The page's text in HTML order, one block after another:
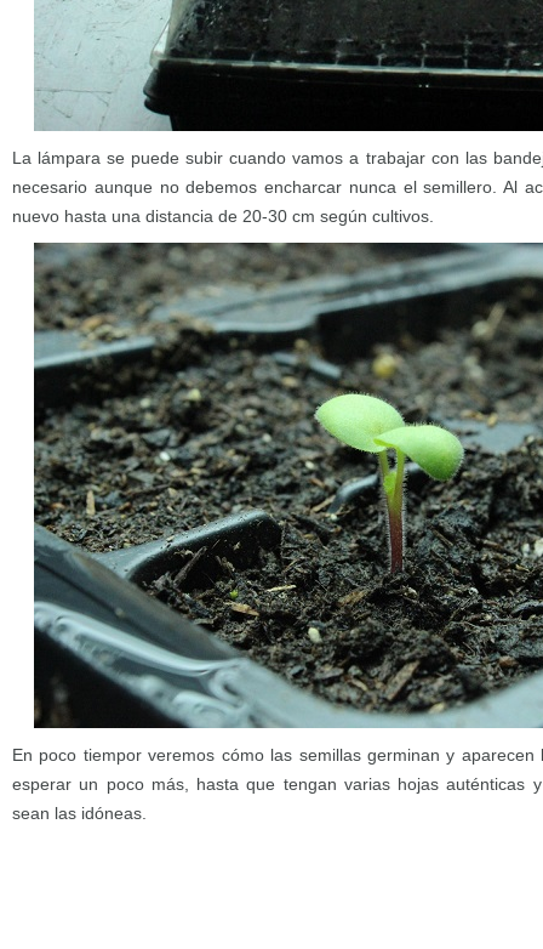
La lámpara se puede subir cuando vamos a trabajar con las
necesario aunque no debemos encharcar nunca el semillero. Al
nuevo hasta una distancia de 20-30 cm según cultivos.
En poco tiempor veremos cómo las semillas germinan y
esperar un poco más, hasta que tengan varias hojas auténticas
sean las idóneas.